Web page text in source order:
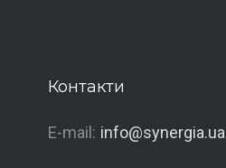
Контакти
E-mail: info@synergia.ua